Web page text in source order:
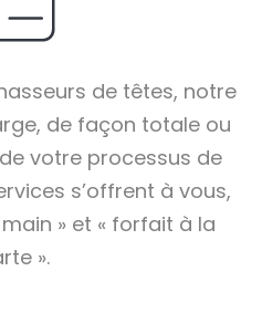
de têtes, notre
de façon totale ou
votre processus de
s’offrent à vous,
» et « forfait à la
».